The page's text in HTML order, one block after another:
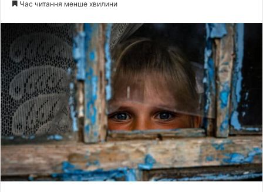
d
n
e
m
a
i
l
Час читання менше хвилини